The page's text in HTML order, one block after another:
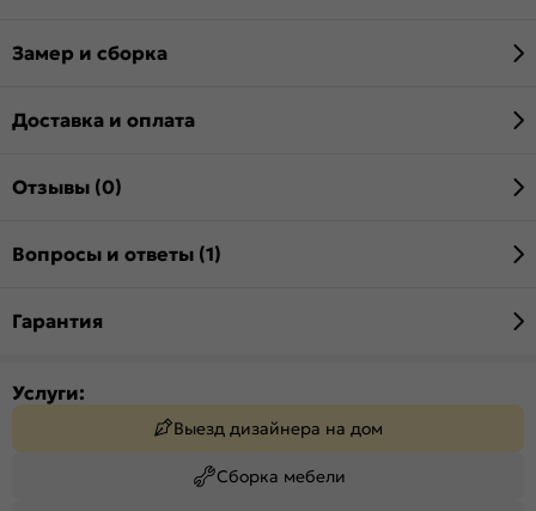
Замер и сборка
Доставка и оплата
Отзывы (0)
Вопросы и ответы (1)
Гарантия
Услуги:
Выезд дизайнера на дом
Сборка мебели